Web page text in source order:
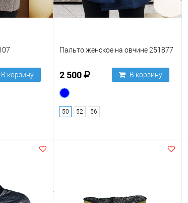
В корзину
Пальто женское на овчине 251877
2 500 В корзину
50 52 56